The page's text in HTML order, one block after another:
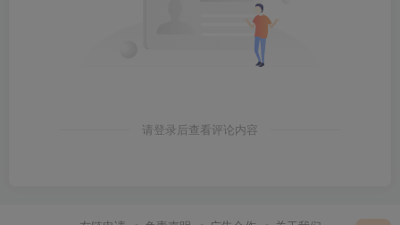
请登录后查看评论内容